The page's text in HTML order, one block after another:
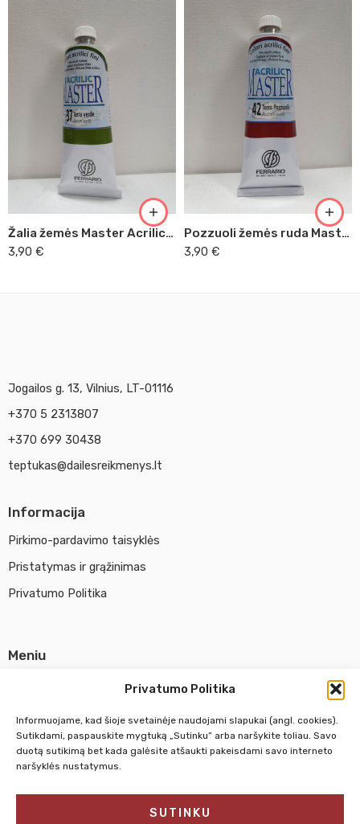
Privatumo Politika
Informuojame, kad šioje svetainėje naudojami slapukai (angl. cookies).
Sutikdami, paspauskite mygtuką „Sutinku“ arba naršykite toliau. Savo
duotą sutikimą bet kada galėsite atšaukti pakeisdami savo interneto
naršyklės nustatymus.
SUTINKU
Žalia žemės Master Acrilic, 60ml (37)
3,90 €
Pozzuoli žemės ruda Master Acrilic, 60ml (42)
3,90 €
Jogailos g. 13, Vilnius, LT-01116
+370 5 2313807
+370 699 30438
teptukas@dailesreikmenys.lt
Informacija
Pirkimo-pardavimo taisyklės
Pristatymas ir grąžinimas
Privatumo Politika
Meniu
Susisiekti su mumis